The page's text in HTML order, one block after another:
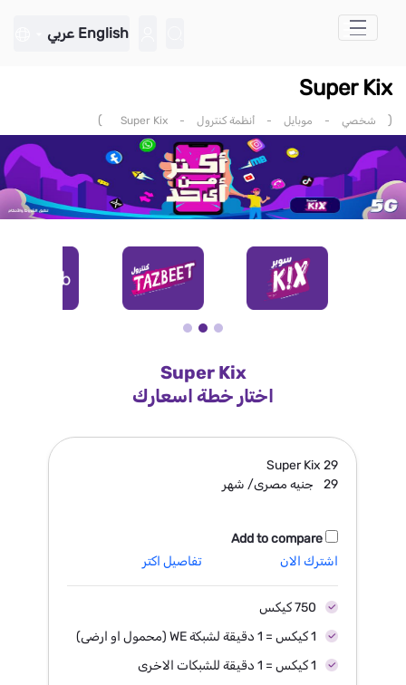
تخطي إلى المحتوى الرئيسي
English عربي
Super Kix
( شخصي - موبايل - أنظمة كنترول -
Super Kix
)
Super Kix
اختار خطة اسعارك
Super Kix 29
29
جنيه مصرى/ شهر
Add to compare
اشترك الان
تفاصيل اكتر
750 كيكس
1 كيكس = 1 دقيقة لشبكة WE (محمول او ارضى)
1 كيكس = 1 دقيقة للشبكات الاخرى